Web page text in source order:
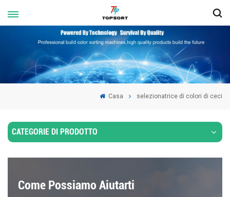
Casa selezionatrice di colori di ceci
CATEGORIE DI PRODOTTO
Come Possiamo Aiutarti